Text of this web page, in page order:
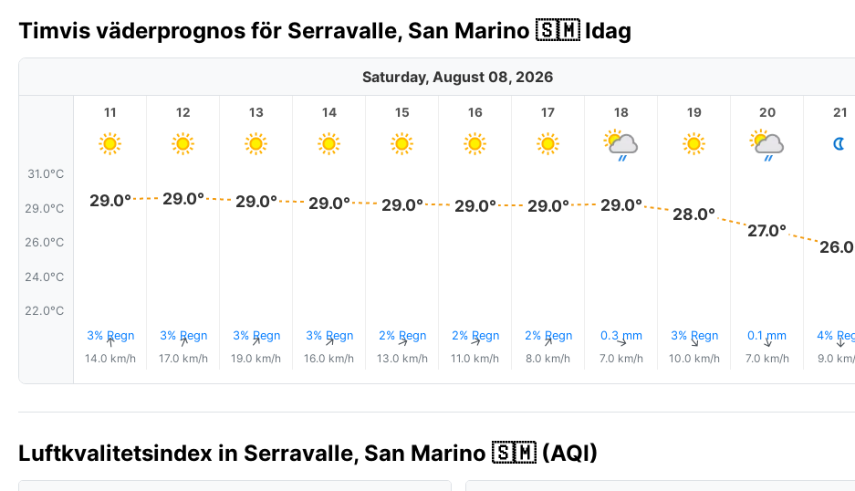
Timvis väderprognos för Serravalle, San Marino 🇸🇲 Idag
Saturday, August 08, 2026
31.0°C
29.0°C
26.0°C
24.0°C
22.0°C
11
29.0°
3% Regn
↑
14.0 km/h
12
29.0°
3% Regn
↑
17.0 km/h
13
29.0°
3% Regn
↑
19.0 km/h
14
29.0°
3% Regn
↑
16.0 km/h
15
29.0°
2% Regn
↑
13.0 km/h
16
29.0°
2% Regn
↑
11.0 km/h
17
29.0°
2% Regn
↑
8.0 km/h
18
29.0°
0.3 mm
↑
7.0 km/h
19
28.0°
3% Regn
↑
10.0 km/h
20
27.0°
0.1 mm
↑
7.0 km/h
21
4% ↑
9.0
Luftkvalitetsindex in Serravalle, San Marino 🇸🇲 (AQI)